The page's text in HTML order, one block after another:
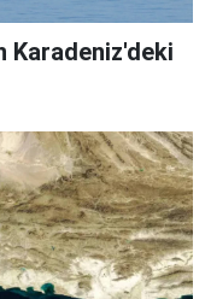
Karadeniz'deki